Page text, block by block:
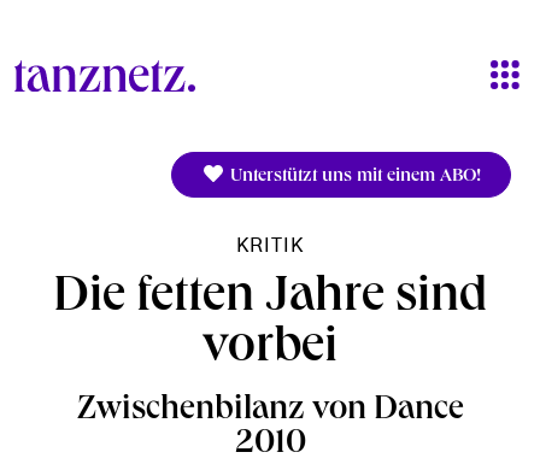
Unterstützt uns mit einem ABO!
KRITIK
Die fetten Jahre sind
vorbei
Zwischenbilanz von Dance
2010